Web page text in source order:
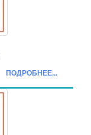
ПОДРОБНЕЕ...